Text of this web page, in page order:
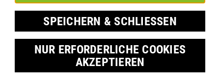
SPEICHERN & SCHLIESSEN
NUR ERFORDERLICHE COOKIES
AKZEPTIEREN